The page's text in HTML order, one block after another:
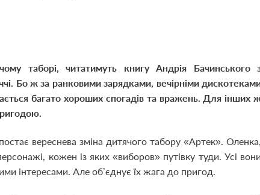
таборі, читатимуть книгу Андрія Бачинського
Бо ж за ранковими зарядками, вечірніми
багато хороших спогадів та вражень. Для інших
вереснева зміна дитячого табору «Артек». Оленка,
кожен із яких «виборов» путівку туди. Усі вони
інтересами. Але об’єднує їх жага до пригод.